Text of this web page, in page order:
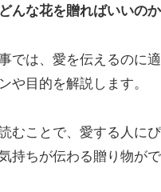
どんな花を贈ればいいの
では、愛を伝えるのに
や目的を解説します。
むことで、愛する人に
持ちが伝わる贈り物がで